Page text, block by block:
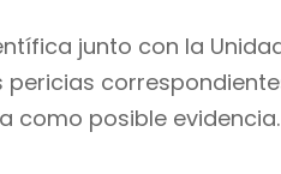
junto con la
pericias
como posible evidencia.